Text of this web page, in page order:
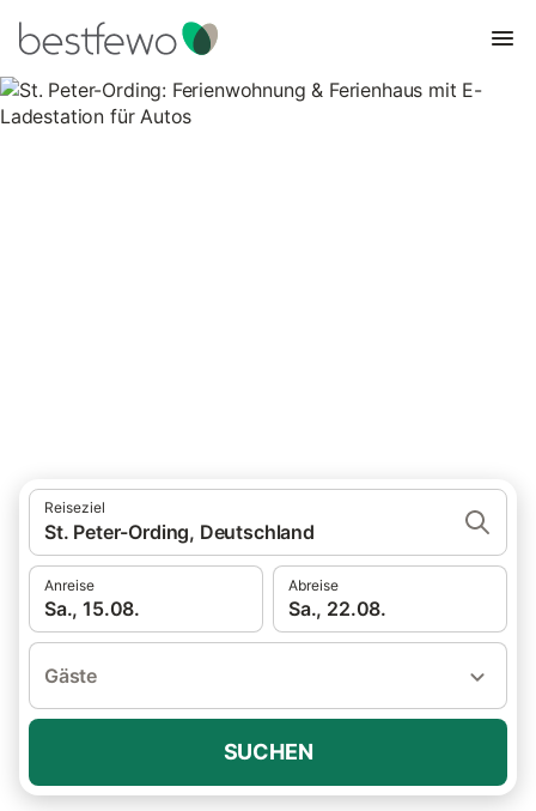
Reiseziel
St. Peter-Ording, Deutschland
Anreise
Sa., 15.08.
Abreise
Sa., 22.08.
Gäste
SUCHEN